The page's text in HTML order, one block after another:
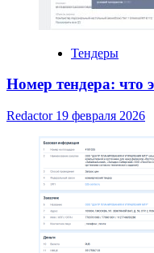
Тендеры
Номер тендера: что
Redactor 19 февраля 2026